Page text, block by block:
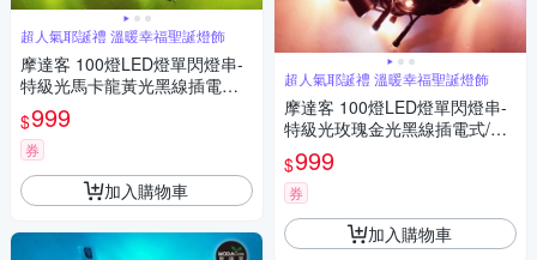
超人氣耶誕禮 溫暖幸福聖誕燈飾
摩達客 100燈LED燈單閃燈串-
特級光馬卡龍黃光黑線插電式/
環保省電高亮度/室內情境燈串
$999
券
加入購物車
超人氣耶誕禮 溫暖幸福聖誕燈飾
摩達客 100燈LED燈單閃燈串-
特級光玫瑰金光黑線插電式/環
保省電高亮度/室內情境燈串
$999
券
加入購物車